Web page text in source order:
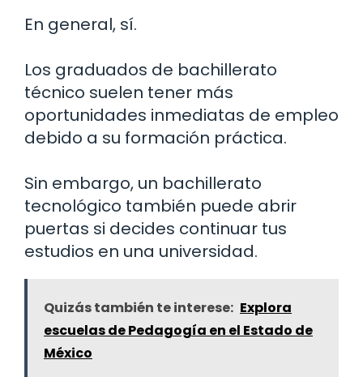
En general, sí.
Los graduados de bachillerato
técnico suelen tener más
oportunidades inmediatas de empleo
debido a su formación práctica.
Sin embargo, un bachillerato
tecnológico también puede abrir
puertas si decides continuar tus
estudios en una universidad.
Quizás también te interese: Explora
escuelas de Pedagogía en el Estado de
México